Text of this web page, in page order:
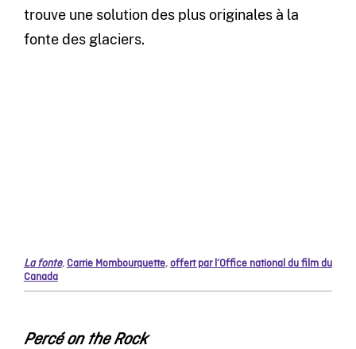
trouve une solution des plus originales à la
fonte des glaciers.
La fonte, Carrie Mombourquette,offert par l’Office national du film du
Canada
Percé on the Rock